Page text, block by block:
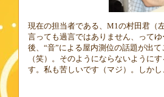
現在の担当者である、 M1の村田君（
言っても過言ではありません、って
後、“音”による屋内測位の話題が出
（笑）。そのようにならないように
す。私も苦しいです（マジ）。しか